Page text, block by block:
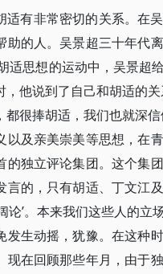
适有非常密切的关系。在
助的人。吴景超三十年代
适思想的运动中，吴景
他说到了自己和胡适的
很捧胡适，我们也就深
以及亲美崇美等思想，在
的独立评论集团。这个集
的，只有胡适、丁文江
论’。本来我们这些人的
发生动摇，犹豫。在这种
现在回顾那些年月，由于